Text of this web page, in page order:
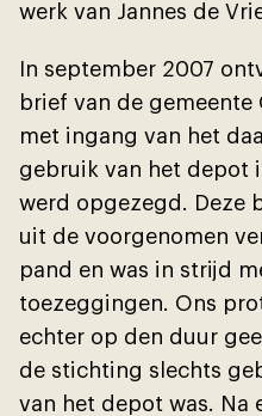
werk van Jannes de
In september 2007
brief van de gemeente
met ingang van het
gebruik van het depot
werd opgezegd. Deze
uit de voorgenomen
pand en was in strĳd
toezeggingen. Ons
echter op den duur
de stichting slechts
van het depot was. Na